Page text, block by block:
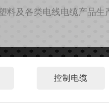
料及各类电线电缆产品生
控制电缆